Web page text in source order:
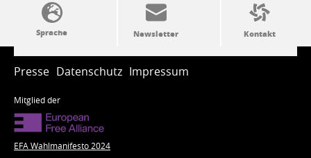
SSW-Politik von A bis Z
Presse Datenschutz Impressum
Mitglied der
EFA Wahlmanifesto 2024